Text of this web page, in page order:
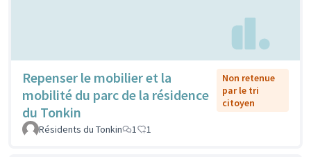
Repenser le mobilier et la
mobilité du parc de la résidence
du Tonkin
Non retenue
par le tri
citoyen
Résidents du Tonkin 1 1